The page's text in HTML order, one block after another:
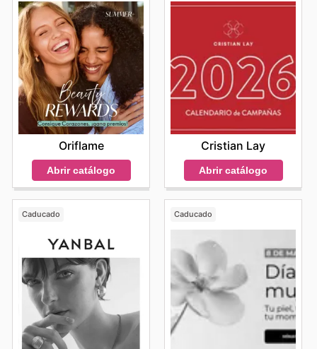
Oriflame
Abrir catálogo
Cristian Lay
Abrir catálogo
Caducado Caducado